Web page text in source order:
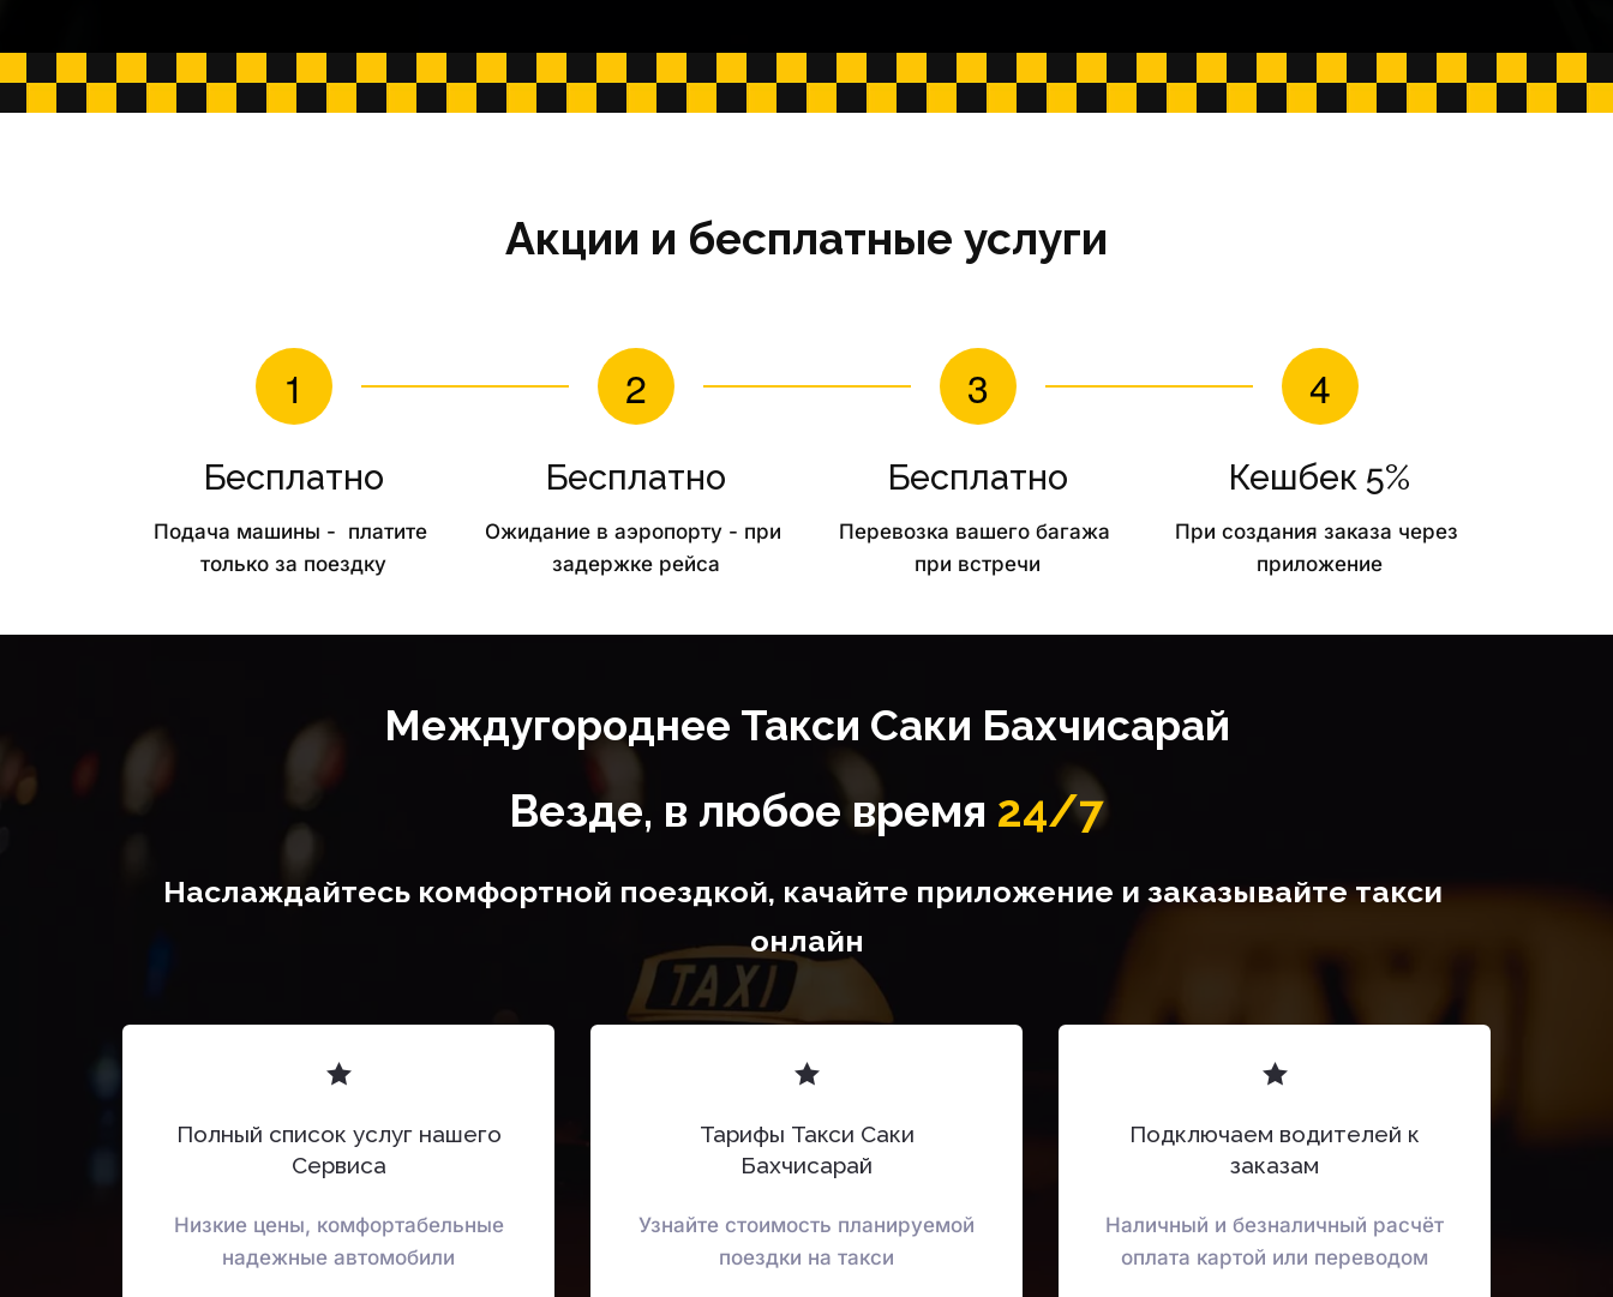
Акции и бесплатные услуги
Бесплатно
Подача машины -  платите
только за поездку
Бесплатно
Ожидание в аэропорту - при
задержке рейса
Бесплатно
Перевозка вашего багажа
при встречи
Кешбек 5%
При создания заказа через
приложение
Междугороднее Такси Саки Бахчисарай
Везде, в любое время 24/7
Наслаждайтесь комфортной поездкой, качайте приложение и заказывайте такси
онлайн
Полный список услуг нашего
Сервиса
Низкие цены, комфортабельные
надежные автомобили
Тарифы Такси Саки
Бахчисарай
Узнайте стоимость планируемой
поездки на такси
Подключаем водителей к
заказам
Наличный и безналичный расчёт
оплата картой или переводом